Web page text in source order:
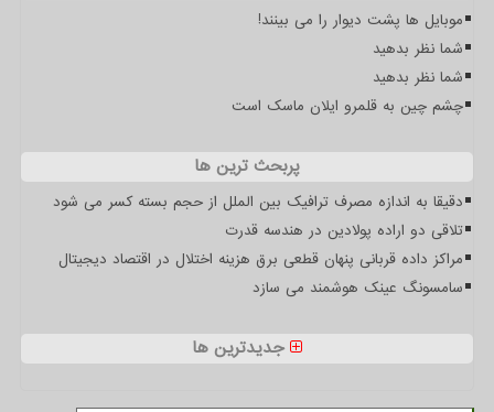
موبایل ها پشت دیوار را می بینند!
شما نظر بدهید
شما نظر بدهید
چشم چین به قلمرو ایلان ماسک است
پربحث ترین ها
دقیقا به اندازه مصرف ترافیک بین الملل از حجم بسته کسر می شود
تلاقی دو اراده پولادین در هندسه قدرت
مراکز داده قربانی پنهان قطعی برق هزینه اختلال در اقتصاد دیجیتال
سامسونگ عینک هوشمند می سازد
جدیدترین ها